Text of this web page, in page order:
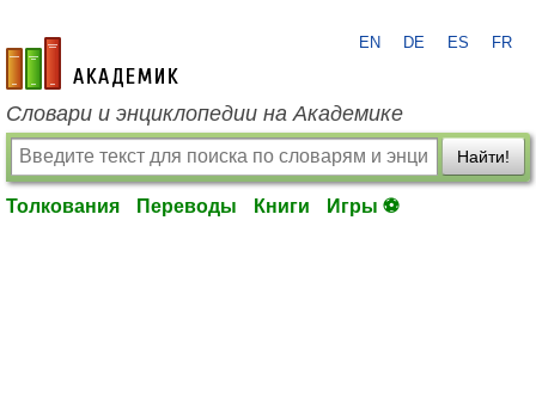
academic.ru
EN DE ES FR
Словари и энциклопедии на Академике
Найти!
Толкования Переводы Книги Игры ⚽